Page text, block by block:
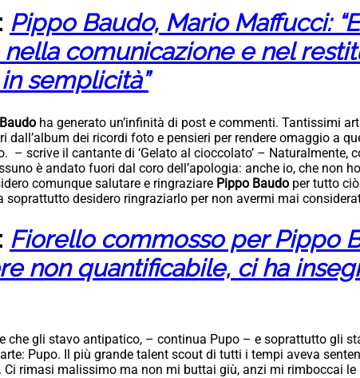
Pippo Baudo, Mario Maffucci:
comunicazione e nel
semplicità”
ha generato un’infinità di post e commenti. Tantissimi
dall’album dei ricordi foto e pensieri per rendere omaggio a
– scrive il cantante di ‘Gelato al cioccolato’ – Naturalmente,
è andato fuori dal coro dell’apologia: anche io, che non
comunque salutare e ringraziare Pippo Baudo per tutto
desidero ringraziarlo per non avermi mai
Fiorello commosso per Pippo
non quantificabile, ci ha
che gli stavo antipatico, – continua Pupo – e soprattutto gli
Pupo. Il più grande talent scout di tutti i tempi aveva
Ci rimasi malissimo ma non mi buttai giù, anzi mi rimboccai le